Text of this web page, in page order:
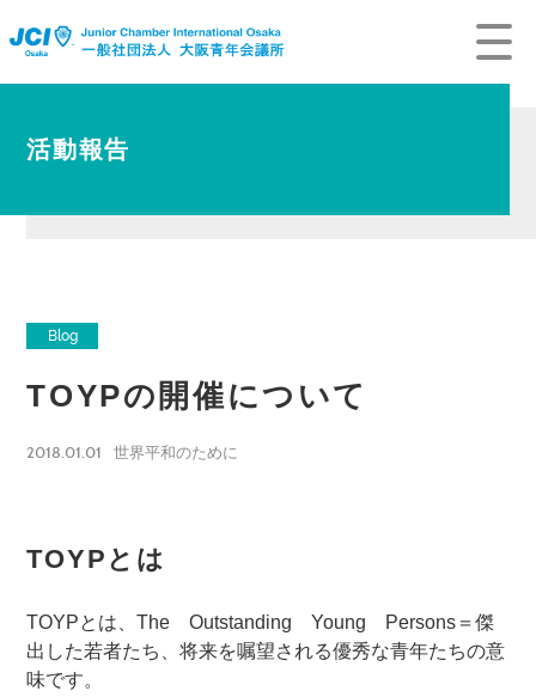
活動報告
Blog
TOYPの開催について
2018.01.01 世界平和のために
TOYPとは
TOYPとは、The Outstanding Young Persons＝傑
出した若者たち、将来を嘱望される優秀な青年たちの意
味です。